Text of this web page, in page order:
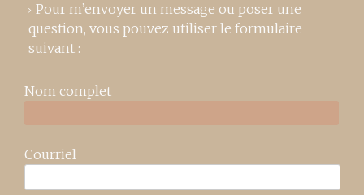
Pour m’envoyer un message ou poser une
question, vous pouvez utiliser le formulaire
suivant :
Nom complet
Courriel